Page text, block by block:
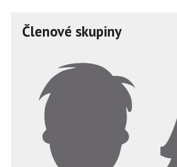
Členové skupiny